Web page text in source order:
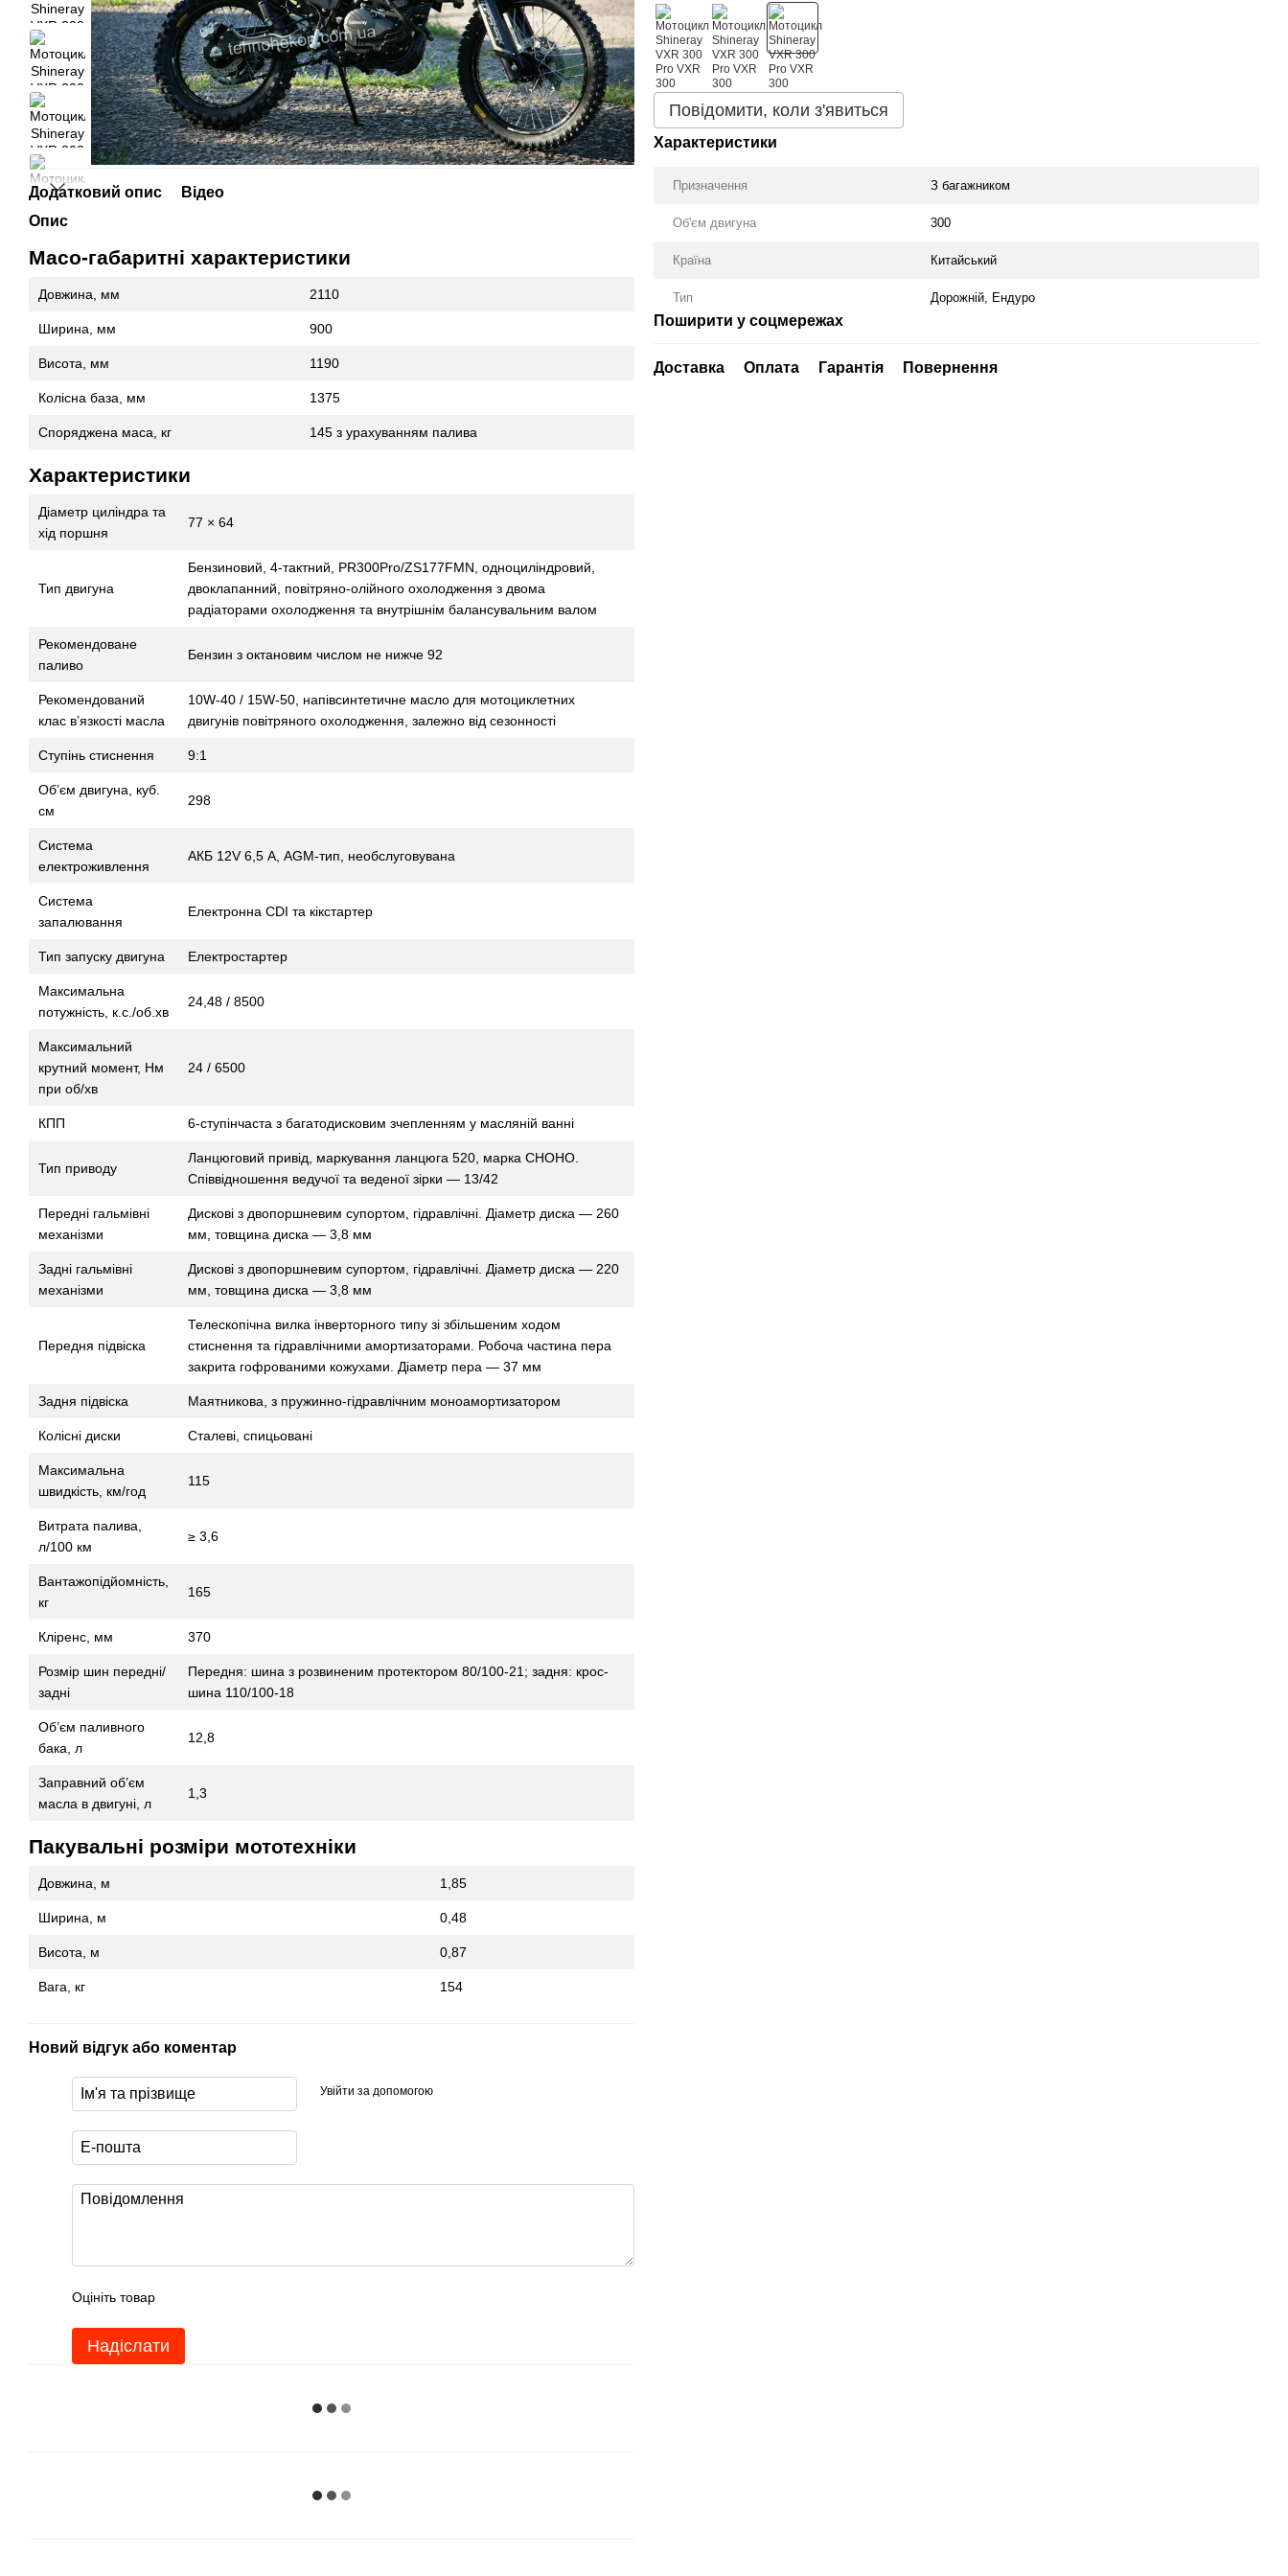
Додатковий опис
Відео
Опис
Масо-габаритні характеристики
Довжина, мм 2110
Ширина, мм 900
Висота, мм 1190
Колісна база, мм 1375
Споряджена маса, кг 145 з урахуванням палива
Характеристики
Діаметр циліндра та
хід поршня
77 × 64
Тип двигуна
Бензиновий, 4-тактний, PR300Pro/ZS177FMN, одноциліндровий,
двоклапанний, повітряно-олійного охолодження з двома
радіаторами охолодження та внутрішнім балансувальним валом
Рекомендоване
паливо
Бензин з октановим числом не нижче 92
Рекомендований
клас в’язкості масла
10W-40 / 15W-50, напівсинтетичне масло для мотоциклетних
двигунів повітряного охолодження, залежно від сезонності
Ступінь стиснення 9:1
Об’єм двигуна, куб.
см
298
Система
електроживлення
АКБ 12V 6,5 А, AGM-тип, необслуговувана
Система
запалювання
Електронна CDI та кікстартер
Тип запуску двигуна Електростартер
Максимальна
потужність, к.с./об.хв
24,48 / 8500
Максимальний
крутний момент, Нм
при об/хв
24 / 6500
КПП 6-ступінчаста з багатодисковим зчепленням у масляній ванні
Тип приводу
Ланцюговий привід, маркування ланцюга 520, марка CHOHO.
Співвідношення ведучої та веденої зірки — 13/42
Передні гальмівні
механізми
Дискові з двопоршневим супортом, гідравлічні. Діаметр диска — 260
мм, товщина диска — 3,8 мм
Задні гальмівні
механізми
Дискові з двопоршневим супортом, гідравлічні. Діаметр диска — 220
мм, товщина диска — 3,8 мм
Передня підвіска
Телескопічна вилка інверторного типу зі збільшеним ходом
стиснення та гідравлічними амортизаторами. Робоча частина пера
закрита гофрованими кожухами. Діаметр пера — 37 мм
Задня підвіска Маятникова, з пружинно-гідравлічним моноамортизатором
Колісні диски Сталеві, спицьовані
Максимальна
швидкість, км/год
115
Витрата палива,
л/100 км
≥ 3,6
Вантажопідйомність,
кг
165
Кліренс, мм 370
Розмір шин передні/
задні
Передня: шина з розвиненим протектором 80/100-21; задня: крос-
шина 110/100-18
Об’єм паливного
бака, л
12,8
Заправний об’єм
масла в двигуні, л
1,3
Пакувальні розміри мототехніки
Довжина, м 1,85
Ширина, м 0,48
Висота, м 0,87
Вага, кг 154
Новий відгук або коментар
Увійти за допомогою
Оцініть товар
Надіслати
Повідомити, коли з'явиться
Характеристики
Призначення З багажником
Об'єм двигуна 300
Країна Китайський
Тип Дорожній, Ендуро
Поширити у соцмережах
Доставка Оплата Гарантія Повернення